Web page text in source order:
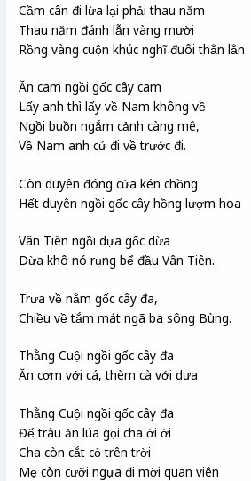
Cầm cân đi lừa lại phải thau năm
Thau năm đánh lẫn vàng mười
Rồng vàng cuộn khúc nghĩ đuôi thằn lằn
Ăn cam ngồi gốc cây cam
Lấy anh thì lấy về Nam không về
Ngồi buồn ngắm cảnh càng mê,
Về Nam anh cứ đi về trước đi.
Còn duyên đóng cửa kén chồng
Hết duyên ngồi gốc cây hồng lượm hoa
Vân Tiên ngồi dựa gốc dừa
Dừa khô nó rụng bể đầu Vân Tiên.
Trưa về nằm gốc cây đa,
Chiều về tắm mát ngã ba sông Bùng.
Thằng Cuội ngồi gốc cây đa
Ăn cơm với cá, thèm cà với dưa
Thằng Cuội ngồi gốc cây đa
Để trâu ăn lúa gọi cha ời ời
Cha còn cắt cỏ trên trời
Mẹ còn cưỡi ngựa đi mời quan viên